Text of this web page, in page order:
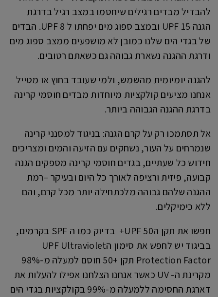
להבדיל מבדים רגילים שיחסמו במצב רגיל בדרגת
הגנה 15 UPF ובמצב ספוג מים יפחתו ל 8 UPF. הבדים
של בגדי הים שלנו כמובן לא מושפעים ממצב ספוג מים
ודרגת ההגנה נשארת גבוהה גם כשאתם רטובים.
להגנה יומיומית מהשמש, ולמי שעובד בחוץ או מטייל
אנחנו מציעים קולקציות מיוחדות מבדים חוסמי קרינה
בדרגת ההגנה הגבוהה ביותר.
אל תסתמכו רק על קרם הגנה: בניגוד למסנני קרינה
שנמרחים על העור, נשחקים עם הזיעה והמים ומצריכים
חידוש כל שעתיים, בגדים חוסמי קרינה מספקים הגנה
קבועה, פיזית ורציפה לאורך כל היום ובעיקר –רמת
ההגנה שלהם גבוהה מלכתחילה יותר מכל קרם, והם
ללא כימיקלים.
חפשו את תקן הUPF 50+ בדיוק כמו ה SPF בקרמים,
בביגוד יש לחפש את סימון הUPF Ultraviolet
Protection Factor תקן +50 חוסם למעלה מ-98%
מקרינת ה- UV כאשר אנחנו הצלחנו אפילו להעלות את
דארגת החסימה ללמעלה מ-99% בקולקציות בגדי הים